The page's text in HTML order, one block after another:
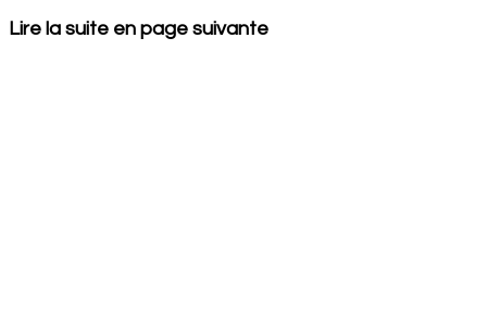
Lire la suite en page suivante